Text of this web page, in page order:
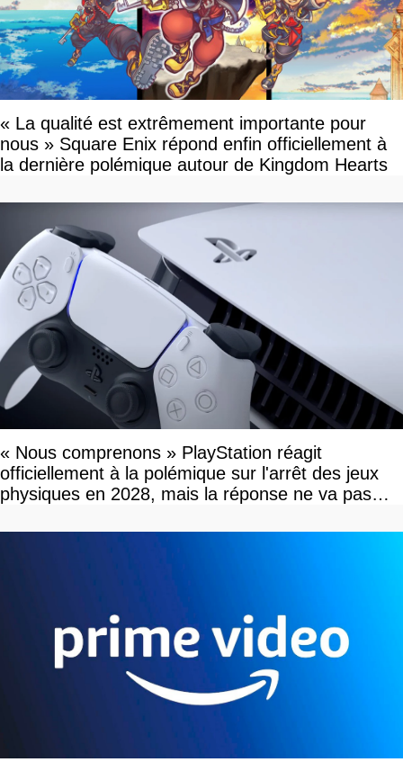
« La qualité est extrêmement importante pour
nous » Square Enix répond enfin officiellement à
la dernière polémique autour de Kingdom Hearts
« Nous comprenons » PlayStation réagit
officiellement à la polémique sur l'arrêt des jeux
physiques en 2028, mais la réponse ne va pas